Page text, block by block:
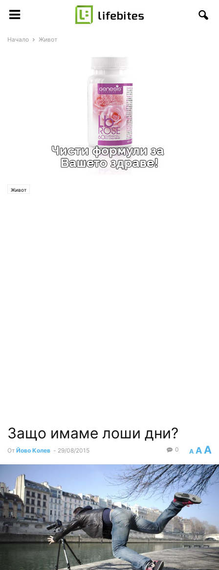
Начало Живот
Живот
Защо имаме лоши дни?
От Йово Колев - 29/08/2015 A A A
0